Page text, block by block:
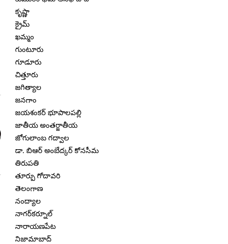
కృష్ణా
క్రైమ్
ఖమ్మం
గుంటూరు
గూడూరు
చిత్తూరు
జగిత్యాల
జనగాం
జయశంకర్ భూపాలపల్లి
జాతీయ అంతర్జాతీయ
జోగులాంబ గద్వాల
డా. బిఆర్ అంబేద్కర్ కోనసీమ
తిరుపతి
తూర్పు గోదావరి
తెలంగాణ
నంద్యాల
నాగర్‌కర్నూల్
నారాయణపేట
నిజామాబాద్